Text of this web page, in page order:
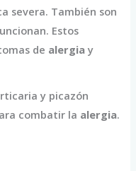
severa. También son
Estos
de alergia y
y picazón
combatir la alergia.